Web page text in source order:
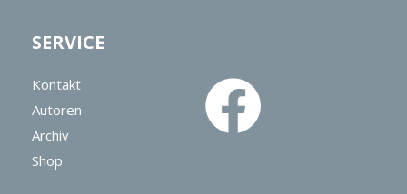
SERVICE
Kontakt
Autoren
Archiv
Shop